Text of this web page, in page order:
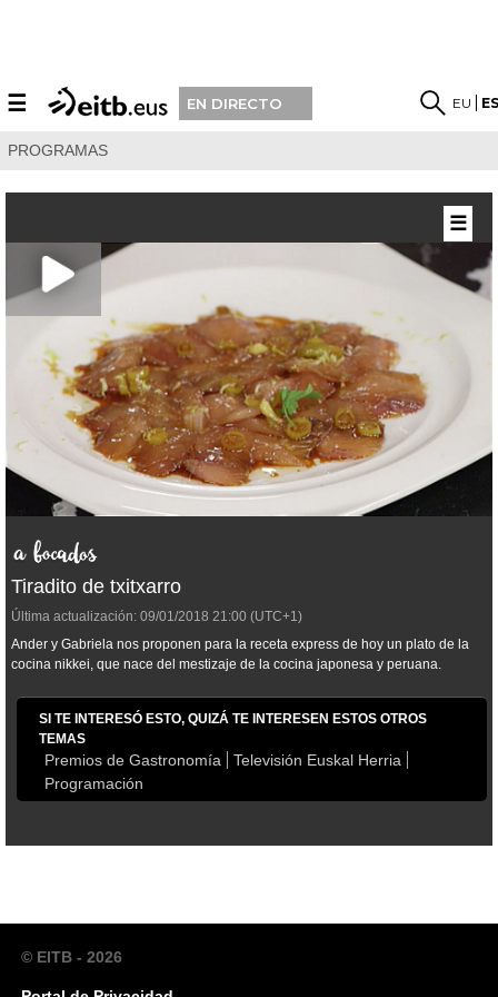
☰ EN DIRECTO EU
PROGRAMAS
Tiradito de txitxarro
Última actualización: 09/01/2018 21:00 (UTC+1)
Ander y Gabriela nos proponen para la receta express de hoy un plato de la
cocina nikkei, que nace del mestizaje de la cocina japonesa y peruana.
SI TE INTERESÓ ESTO, QUIZÁ TE INTERESEN ESTOS OTROS
TEMAS
Premios de Gastronomía
Televisión Euskal Herria
Programación
☰
© EITB - 2026